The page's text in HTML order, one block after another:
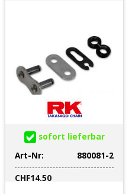
sofort lieferbar
Art-Nr:
880081-2
CHF14.50